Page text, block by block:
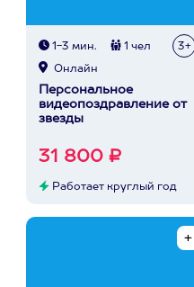
1-3 мин. 1 чел 3+
Онлайн
Персональное
видеопоздравление от
звезды
31 800 ₽
Работает круглый год